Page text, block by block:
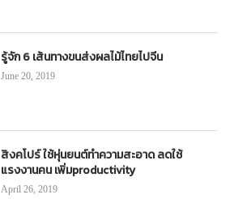
รู้จัก 6 เส้นทางขนส่งผลไม้ไทยไปจีน
June 20, 2019
สิงคโปร์ ใช้หุ่นยนต์ทำความสะอาด ลดใช้
แรงงานคน เพิ่มproductivity
April 26, 2019